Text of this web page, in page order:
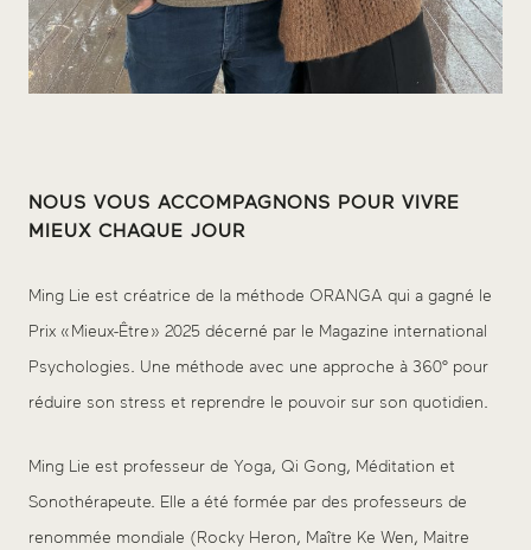
NOUS VOUS ACCOMPAGNONS POUR VIVRE
MIEUX CHAQUE JOUR
Ming Lie est créatrice de la méthode ORANGA qui a gagné le
Prix « Mieux-Être » 2025 décerné par le Magazine international
Psychologies. Une méthode avec une approche à 360° pour
réduire son stress et reprendre le pouvoir sur son quotidien.
Ming Lie est professeur de Yoga, Qi Gong, Méditation et
Sonothérapeute. Elle a été formée par des professeurs de
renommée mondiale (Rocky Heron, Maître Ke Wen, Maitre